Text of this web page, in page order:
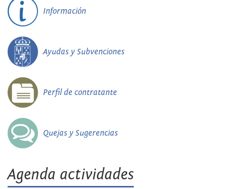
Información
Ayudas y Subvenciones
Perfil de contratante
Quejas y Sugerencias
Agenda actividades